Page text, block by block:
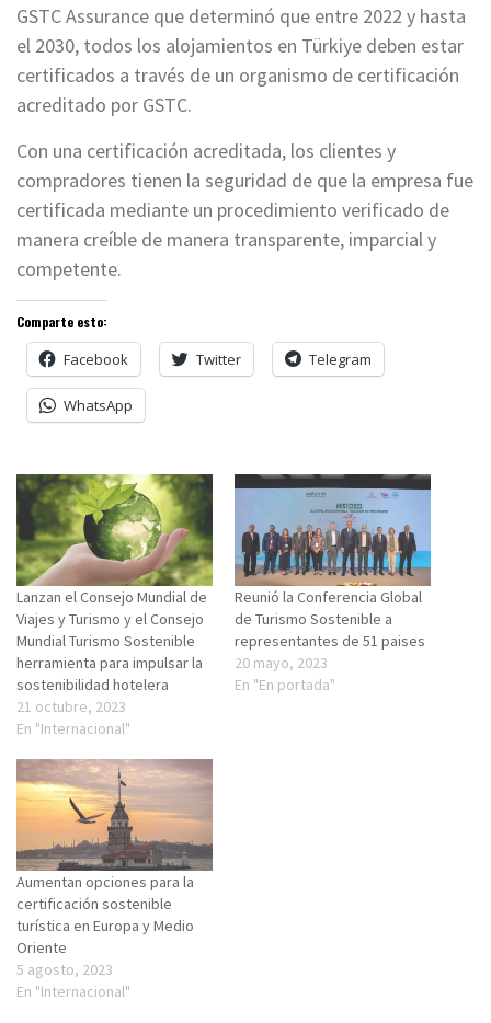
GSTC Assurance que determinó que entre 2022 y hasta
el 2030, todos los alojamientos en Türkiye deben estar
certificados a través de un organismo de certificación
acreditado por GSTC.
Con una certificación acreditada, los clientes y
compradores tienen la seguridad de que la empresa fue
certificada mediante un procedimiento verificado de
manera creíble de manera transparente, imparcial y
competente.
Comparte esto:
Facebook Twitter Telegram
WhatsApp
Lanzan el Consejo Mundial de
Viajes y Turismo y el Consejo
Mundial Turismo Sostenible
herramienta para impulsar la
sostenibilidad hotelera
21 octubre, 2023
En "Internacional"
Reunió la Conferencia Global
de Turismo Sostenible a
representantes de 51 paises
20 mayo, 2023
En "En portada"
Aumentan opciones para la
certificación sostenible
turística en Europa y Medio
Oriente
5 agosto, 2023
En "Internacional"